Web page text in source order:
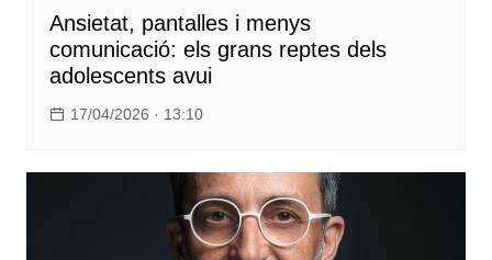
Ansietat, pantalles i menys
comunicació: els grans reptes dels
adolescents avui
17/04/2026 · 13:10